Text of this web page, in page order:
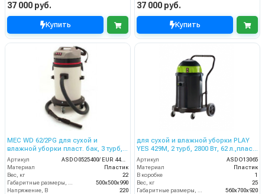
37 000 руб.
Купить
37 000 руб.
Купить
MEC WD 62/2PG для сухой и
влажной уборки пласт. бак, 3 турб,
3500 Вт, 62 л.гараж. комп.
Артикул
ASDO0525400/ EUR 440 S/XP
Материал
Пластик
Вес, кг
22
500х500х990
Напряжение, В
220
для сухой и влажной уборки PLAY
YES 429M, 2 турб, 2800 Вт, 62 л.,пласт.
со сливным шлангом
Артикул
ASDO13065
Материал
Пластик
В коробке
1
Вес, кг
25
560x700x920